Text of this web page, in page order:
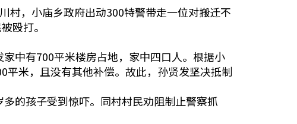
村，小庙乡政府出动300特警带走一位对搬迁不
殴打。
中有700平米楼房占地，家中四口人。根据小
米，且没有其他补偿。故此，孙贤发坚决抵制
的孩子受到惊吓。同村村民劝阻制止警察抓